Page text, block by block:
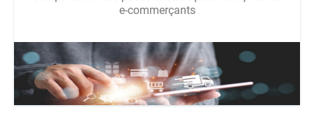
e-commerçants